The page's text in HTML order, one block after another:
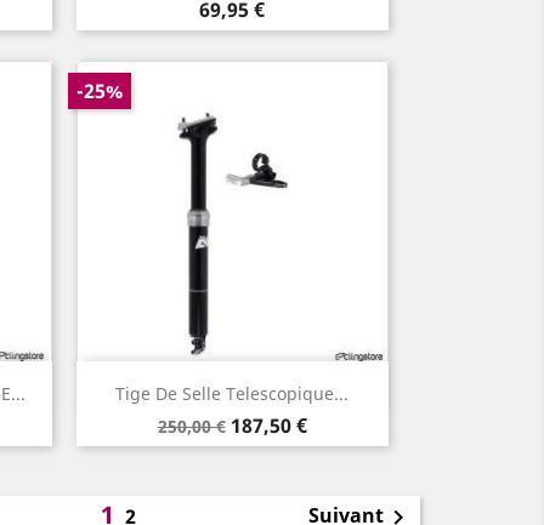
Prix
69,95 €
Tige De Selle Telescopique...
Prix
de
250,00 €
-25%
Prix
187,50 €
 Aperçu rapide
12 Suivant